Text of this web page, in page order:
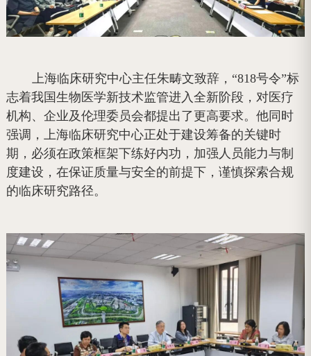
上海临床研究中心主任朱畴文致辞，“818号令”标
志着我国生物医学新技术监管进入全新阶段，对医疗
机构、企业及伦理委员会都提出了更高要求。他同时
强调，上海临床研究中心正处于建设筹备的关键时
期，必须在政策框架下练好内功，加强人员能力与制
度建设，在保证质量与安全的前提下，谨慎探索合规
的临床研究路径。